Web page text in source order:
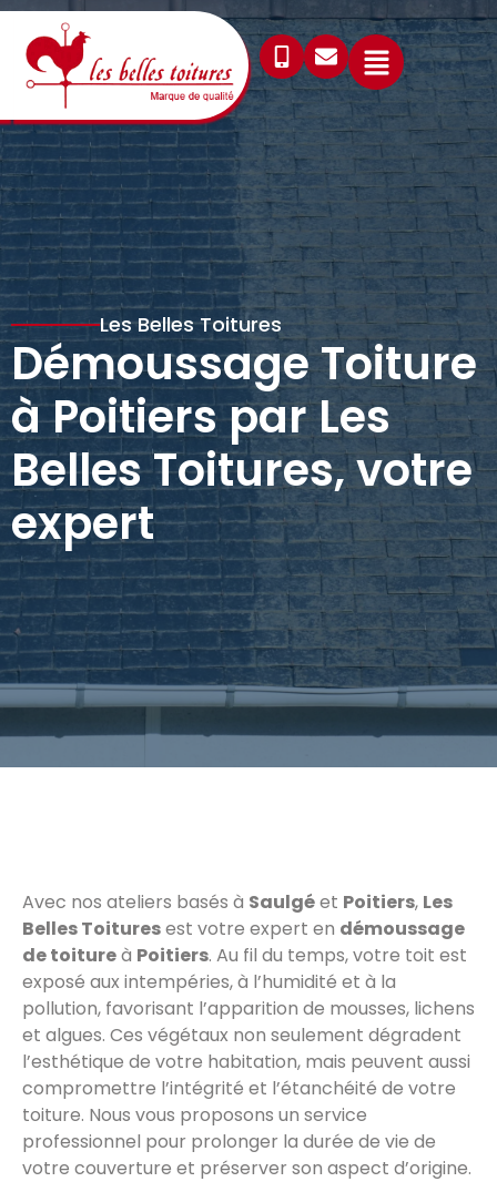
Les Belles Toitures
Démoussage Toiture
à Poitiers par Les
Belles Toitures, votre
expert
Avec nos ateliers basés à Saulgéet Poitiers, Les
Belles Toituresest votre expert en démoussage
de toitureà Poitiers. Au fil du temps, votre toit est
exposé aux intempéries, à l’humidité et à la
pollution, favorisant l’apparition de mousses, lichens
et algues. Ces végétaux non seulement dégradent
l’esthétique de votre habitation, mais peuvent aussi
compromettre l’intégrité et l’étanchéité de votre
toiture. Nous vous proposons un service
professionnel pour prolonger la durée de vie de
votre couverture et préserver son aspect d’origine.